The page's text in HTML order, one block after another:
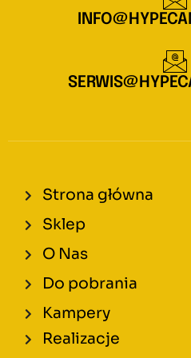
Strona główna
Sklep
O Nas
Do pobrania
Kampery
Realizacje